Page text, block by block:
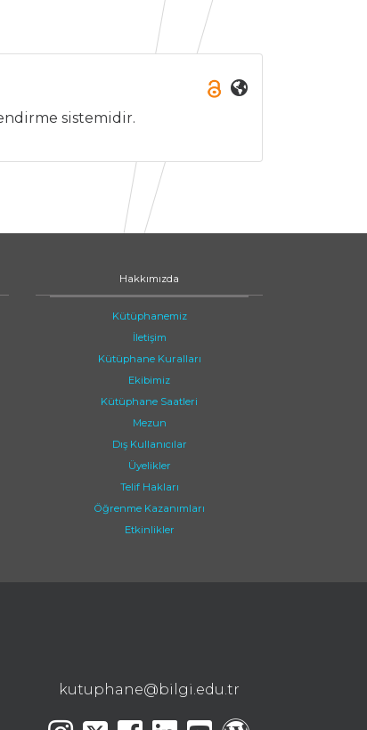
sistemidir.
Hakkımızda
Kütüphanemiz
İletişim
Kütüphane Kuralları
Ekibimiz
Kütüphane Saatleri
Mezun
Dış Kullanıcılar
Üyelikler
Telif Hakları
Öğrenme Kazanımları
Etkinlikler
kutuphane@bilgi.edu.tr